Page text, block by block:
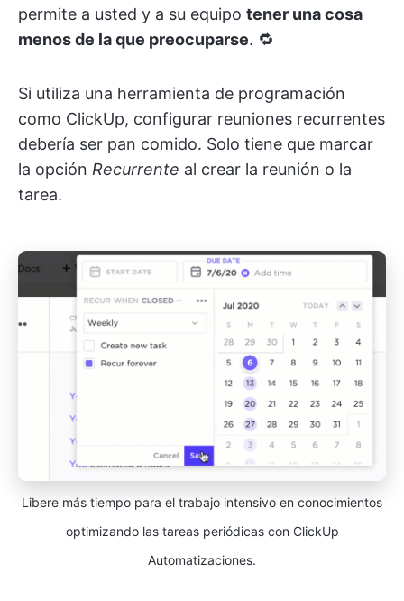
permite a usted y a su equipo tener una cosa
menos de la que preocuparse. 🔁
Si utiliza una herramienta de programación
como ClickUp, configurar reuniones recurrentes
debería ser pan comido. Solo tiene que marcar
la opción Recurrente al crear la reunión o la
tarea.
Libere más tiempo para el trabajo intensivo en conocimientos
optimizando las tareas periódicas con ClickUp
Automatizaciones.